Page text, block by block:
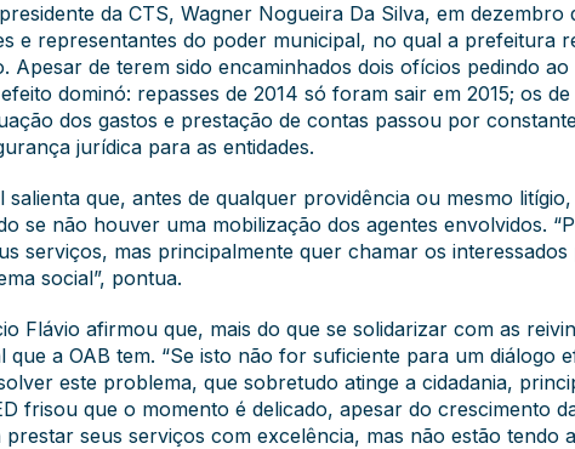
da CTS, Wagner Nogueira Da Silva, em
e representantes do poder municipal, no qual a prefeitura
Apesar de terem sido encaminhados dois ofícios pedindo
dominó: repasses de 2014 só foram sair em 2015; os
dos gastos e prestação de contas passou por
jurídica para as entidades.
salienta que, antes de qualquer providência ou mesmo
se não houver uma mobilização dos agentes envolvidos.
serviços, mas principalmente quer chamar os
social”, pontua.
Flávio afirmou que, mais do que se solidarizar com as
que a OAB tem. “Se isto não for suficiente para um diálogo
este problema, que sobretudo atinge a cidadania,
frisou que o momento é delicado, apesar do crescimento
seus serviços com excelência, mas não estão tendo